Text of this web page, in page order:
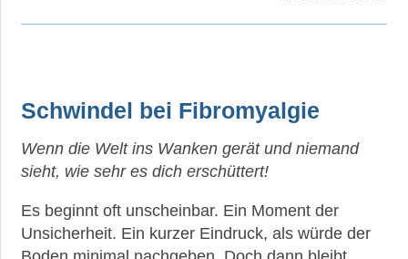
Schwindel bei Fibromyalgie
Wenn die Welt ins Wanken gerät und niemand
sieht, wie sehr es dich erschüttert!
Es beginnt oft unscheinbar. Ein Moment der
Unsicherheit. Ein kurzer Eindruck, als würde der